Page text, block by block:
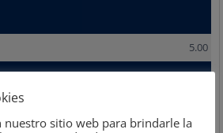
5.00
nuestro sitio web para brindarle la